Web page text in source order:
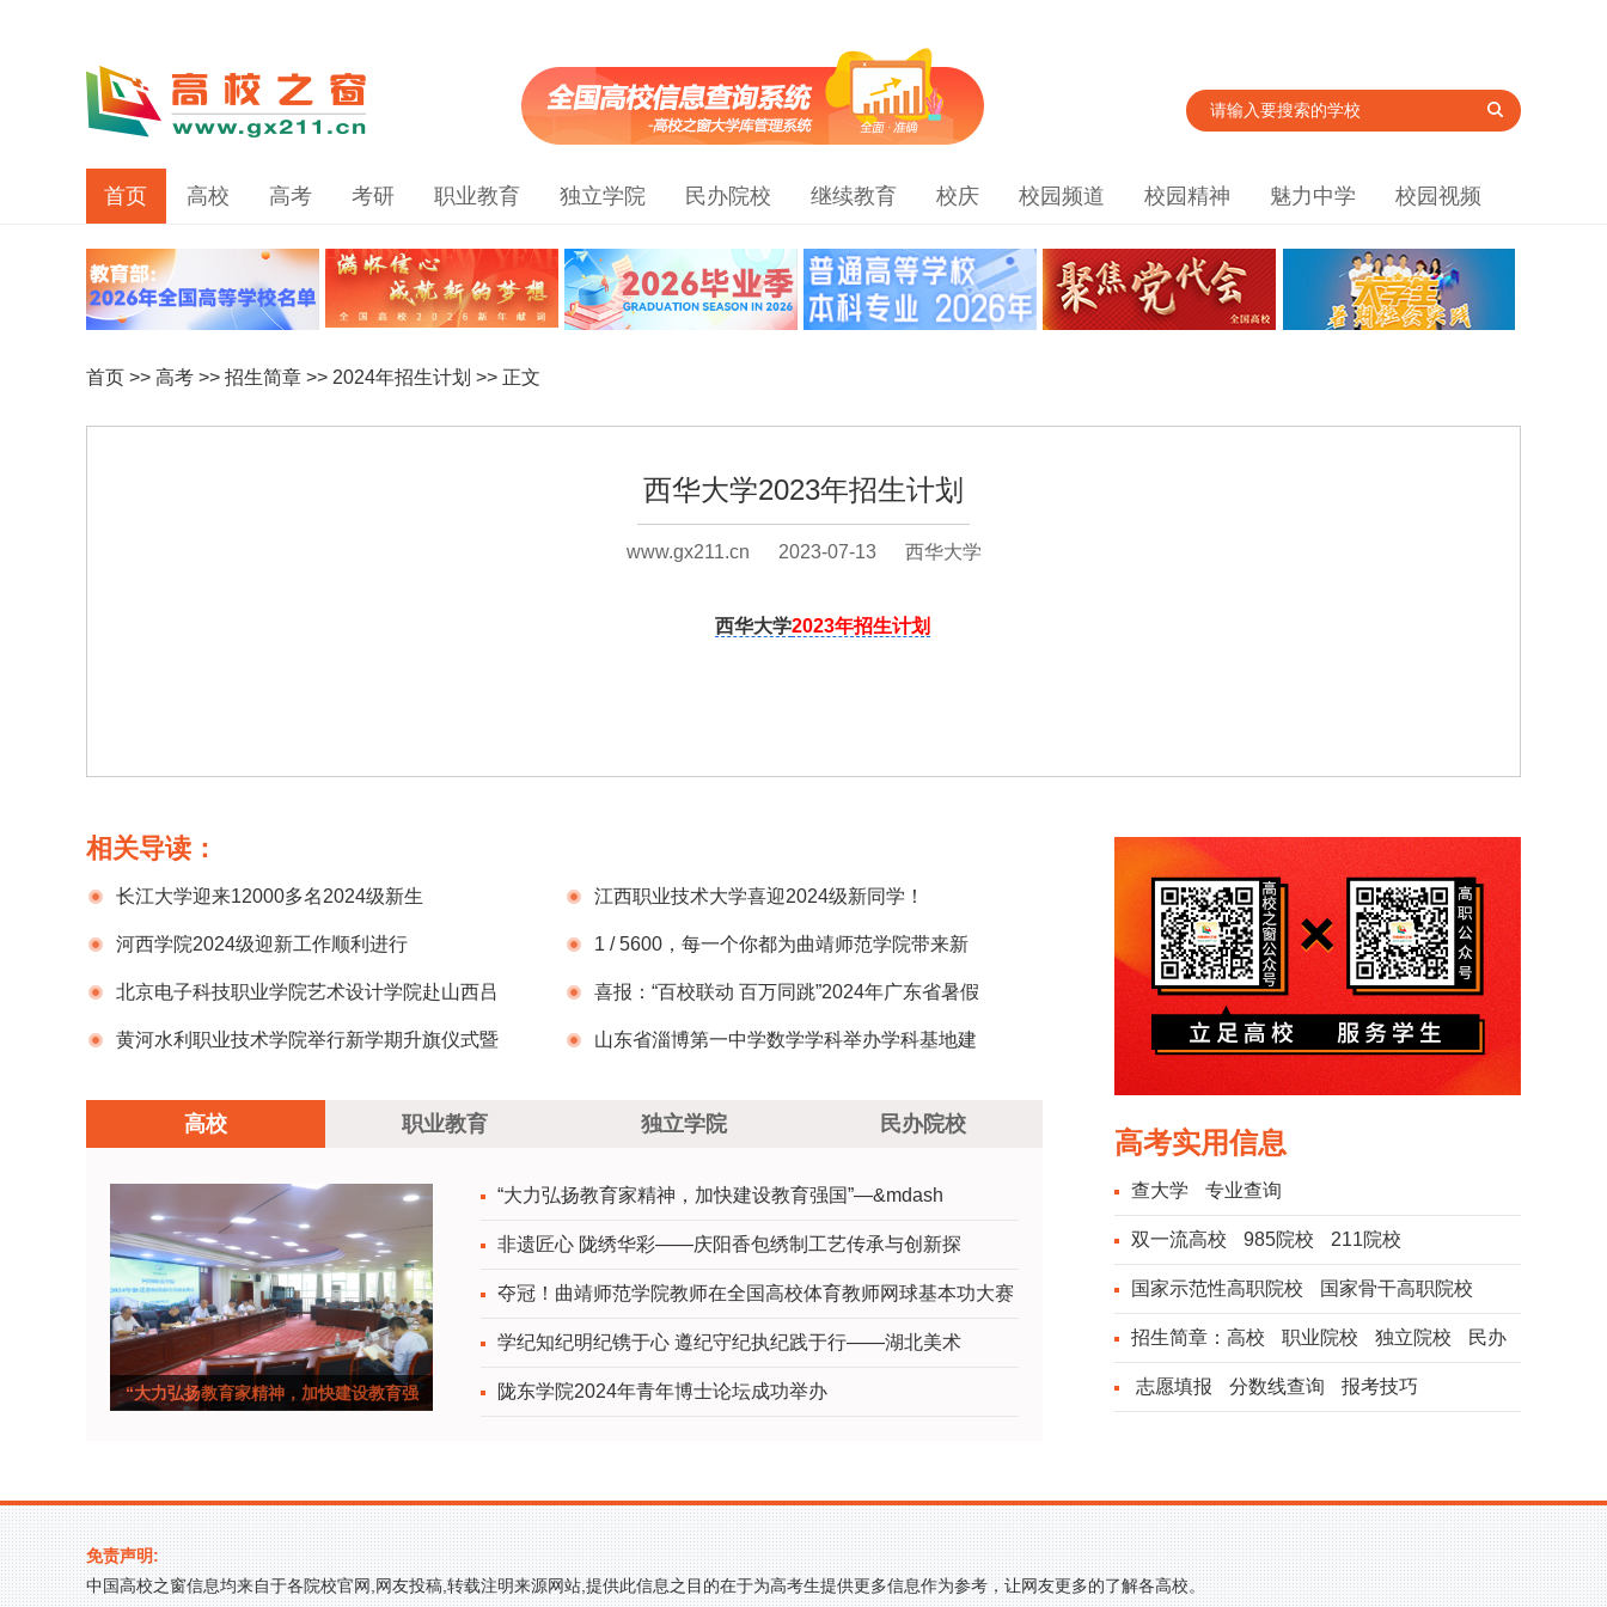
首页 高校 高考 考研 职业教育 独立学院 民办院校 继续教育 校庆 校园频道 校园精神 魅力中学 校园视频
首页 >> 高考 >> 招生简章 >> 2024年招生计划 >> 正文
西华大学2023年招生计划
www.gx211.cn 2023-07-13 西华大学
西华大学2023年招生计划
相关导读：
长江大学迎来12000多名2024级新生 江西职业技术大学喜迎2024级新同学！
河西学院2024级迎新工作顺利进行 1 / 5600，每一个你都为曲靖师范学院带来新
的活力
北京电子科技职业学院艺术设计学院赴山西吕
梁开展暑期社会实践
喜报：“百校联动 百万同跳”2024年广东省暑假
线上跳绳挑战赛广东建设职业技术学院再次夺
黄河水利职业技术学院举行新学期升旗仪式暨 山东省淄博第一中学数学学科举办学科基地建
高校 职业教育 独立学院 民办院校
“大力弘扬教育家精神，加快建设教育强
“大力弘扬教育家精神，加快建设教育强国”—&mdash
非遗匠心 陇绣华彩——庆阳香包绣制工艺传承与创新探
夺冠！曲靖师范学院教师在全国高校体育教师网球基本功大赛
学纪知纪明纪镌于心 遵纪守纪执纪践于行——湖北美术
陇东学院2024年青年博士论坛成功举办
高考实用信息
查大学 专业查询
双一流高校 985院校 211院校
国家示范性高职院校 国家骨干高职院校
招生简章： 高校 职业院校 独立院校 民办
院校志愿填报 分数线查询 报考技巧
免责声明:
中国高校之窗信息均来自于各院校官网,网友投稿,转载注明来源网站,提供此信息之目的在于为高考生提供更多信息作为参考，让网友更多的了解各高校。